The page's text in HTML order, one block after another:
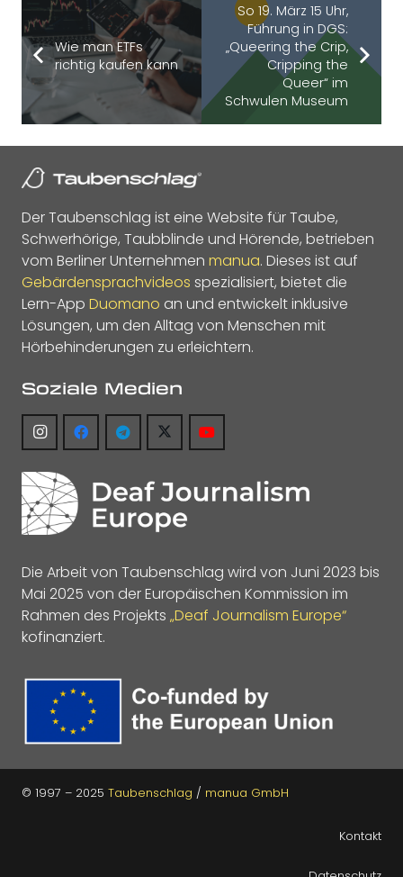
Wie man ETFs
richtig kaufen kann
So 19. März 15 Uhr,
Führung in DGS:
„Queering the Crip,
Cripping the
Queer“ im
Schwulen Museum
Der Taubenschlag ist eine Website für Taube,
Schwerhörige, Taubblinde und Hörende, betrieben
vom Berliner Unternehmen manua. Dieses ist auf
Gebärdensprachvideos spezialisiert, bietet die
Lern-App Duomano an und entwickelt inklusive
Lösungen, um den Alltag von Menschen mit
Hörbehinderungen zu erleichtern.
Soziale Medien
Die Arbeit von Taubenschlag wird von Juni 2023 bis
Mai 2025 von der Europäischen Kommission im
Rahmen des Projekts „Deaf Journalism Europe“
kofinanziert.
© 1997 – 2025 Taubenschlag / manua GmbH
Kontakt